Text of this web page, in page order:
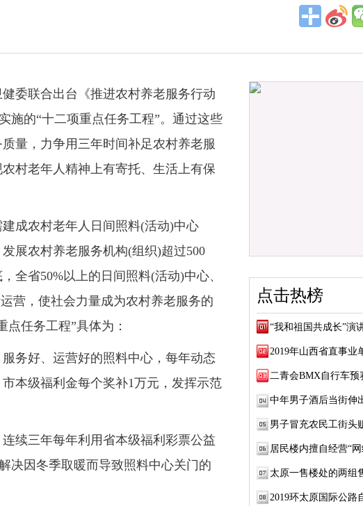
委联合出台《推进农村养老服务行动
施的“十二项重点任务工程”。通过这些
量，力争用三年时间补足农村养老服
村老年人精神上有寄托、生活上有保
成农村老年人日间照料(活动)中心
展农村养老服务机构(组织)超过500
全省50%以上的日间照料(活动)中心、
营，使社会力量成为农村养老服务的
任务工程”具体为：
务好、运营好的照料中心，每年动态
本级福利金每个奖补1万元，发挥示范
续三年每年利用省本级福利彩票公益
决因冬季取暖而导致照料中心关门的
点击热榜
“我和祖国共成长”演
2019年山西省直事业
二青会BMX自行车预
中年男子酒后当街伸
男子冒充农民工街头
居民楼内擅自经营“
太原一售楼处的两组
2019环太原国际公路